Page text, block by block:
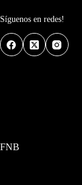
Síguenos en redes!
FNB